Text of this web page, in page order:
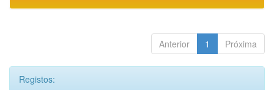
Anterior 1 Próxima
Registos: